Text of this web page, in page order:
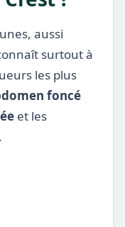
aussi
surtout à
les plus
foncé
et les
.